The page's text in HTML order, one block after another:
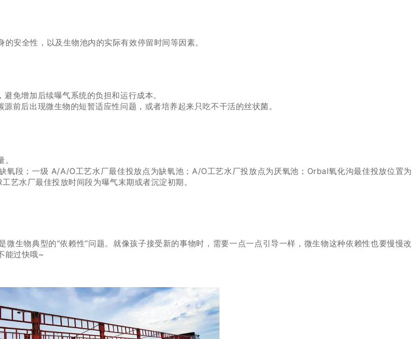
安全性，以及生物池内的实际有效停留时间等因素。
免增加后续曝气系统的负担和运行成本。
前后出现微生物的短暂适应性问题，或者培养起来只吃不干活的丝状菌。
氧段； 一级 A/A/O工艺水厂最佳投放点为缺氧池； A/O工艺水厂投放点为厌氧池； Orbal氧化沟最佳投放位置为
工艺水厂最佳投放时间段为曝气末期或者沉淀初期。
生物典型的“依赖性”问题。就像孩子接受新的事物时，需要一点一点引导一样，微生物这种依赖性也要慢慢改
能过快哦~